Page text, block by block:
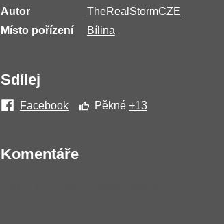
Autor
TheRealStormCZE
Místo pořízení
Bílina
Sdílej
Facebook Pěkné +13
Komentáře